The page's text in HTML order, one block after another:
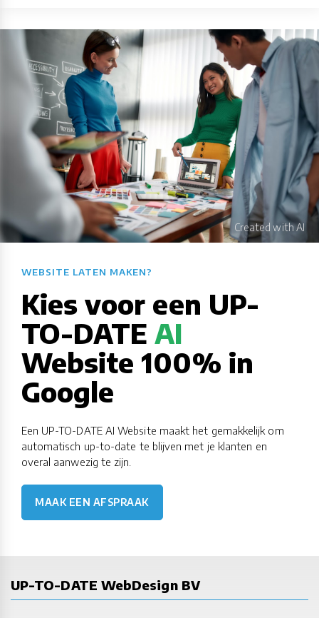
WEBSITE LATEN MAKEN?​​​​​​​​​​​​​​
Kies voor een UP-
TO-DATE AI
Website 100% in
Google
Een UP-TO-DATE AI Website maakt het gemakkelijk om
automatisch up-to-date te blijven met je klanten en
overal aanwezig te zijn.
MAAK EEN AFSPRAAK
UP-TO-DATE WebDesign BV